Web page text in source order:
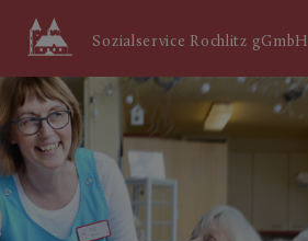
Sozialservice Rochlitz gGmbH